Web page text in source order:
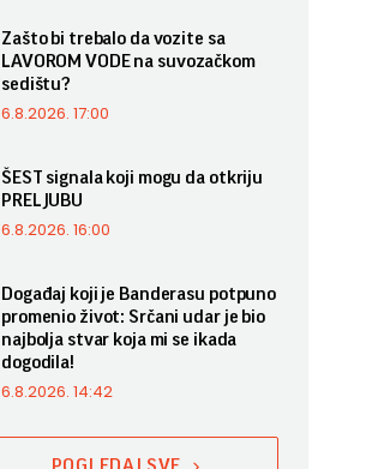
Zašto bi trebalo da vozite sa
LAVOROM VODE na suvozačkom
sedištu?
6.8.2026. 17:00
ŠEST signala koji mogu da otkriju
PRELJUBU
6.8.2026. 16:00
Događaj koji je Banderasu potpuno
promenio život: Srčani udar je bio
najbolja stvar koja mi se ikada
dogodila!
6.8.2026. 14:42